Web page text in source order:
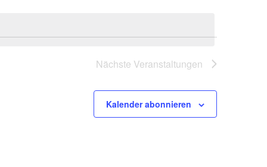
Nächste Veranstaltungen
Kalender abonnieren